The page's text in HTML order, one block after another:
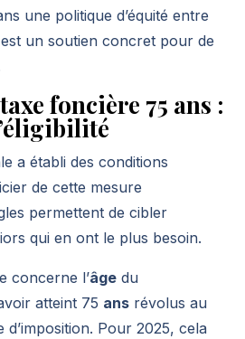
une politique d’équité entre
un soutien concret pour de
foncière 75 ans :
a établi des conditions
de cette mesure
permettent de cibler
qui en ont le plus besoin.
concerne l’âge du
atteint 75 ans révolus au
d’imposition. Pour 2025, cela